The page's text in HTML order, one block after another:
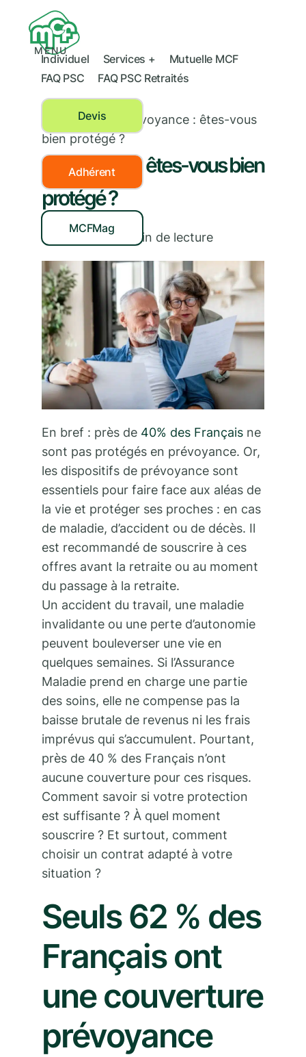
MENU
Individuel Services +
Mutuelle MCF
FAQ PSC
FAQ PSC Retraités
Devis
Adhérent
MCFMag
Prévoyance
Prévoyance : êtes-vous
bien protégé ?
Prévoyance : êtes-vous bien
protégé ?
11/06/2026 | min de lecture
En bref : près de 40% des Français ne
sont pas protégés en prévoyance. Or,
les dispositifs de prévoyance sont
essentiels pour faire face aux aléas de
la vie et protéger ses proches : en cas
de maladie, d’accident ou de décès. Il
est recommandé de souscrire à ces
offres avant la retraite ou au moment
du passage à la retraite.
Un accident du travail, une maladie
invalidante ou une perte d’autonomie
peuvent bouleverser une vie en
quelques semaines. Si l’Assurance
Maladie prend en charge une partie
des soins, elle ne compense pas la
baisse brutale de revenus ni les frais
imprévus qui s’accumulent. Pourtant,
près de 40 % des Français n’ont
aucune couverture pour ces risques.
Comment savoir si votre protection
est suffisante ? À quel moment
souscrire ? Et surtout, comment
choisir un contrat adapté à votre
situation ?
Seuls 62 % des
Français ont
une couverture
prévoyance